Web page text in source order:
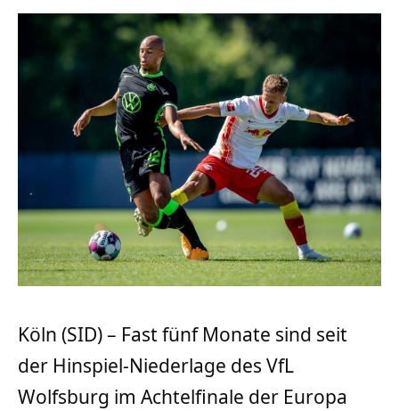
Köln (SID) – Fast fünf Monate sind seit
der Hinspiel-Niederlage des VfL
Wolfsburg im Achtelfinale der Europa